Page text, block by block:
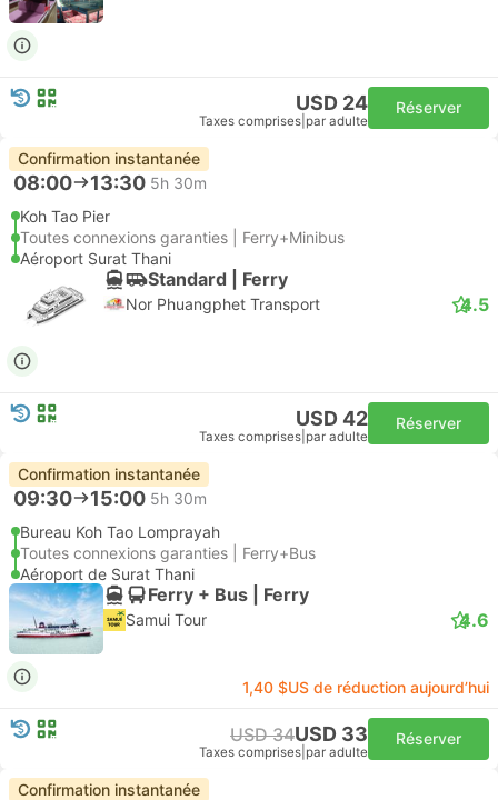
USD 24
Taxes comprises par adulte
Réserver
Confirmation instantanée
08:00 13:30 5h 30m
Koh Tao Pier
Toutes connexions garanties | Ferry+Minibus
Aéroport Surat Thani
Standard | Ferry
Nor Phuangphet Transport 4.5
USD 42
Taxes comprises par adulte
Réserver
Confirmation instantanée
09:30 15:00 5h 30m
Bureau Koh Tao Lomprayah
Toutes connexions garanties | Ferry+Bus
Aéroport de Surat Thani
Ferry + Bus | Ferry
Samui Tour 4.6
1,40 $US de réduction aujourd’hui
USD 34USD 33
Taxes comprises par adulte
Réserver
Confirmation instantanée